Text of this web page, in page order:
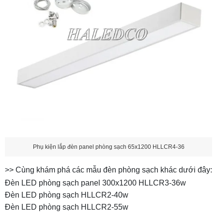
Phụ kiện lắp đèn panel phòng sạch 65x1200 HLLCR4-36
>> Cùng khám phá các mẫu đèn phòng sạch khác dưới đây:
Đèn LED phòng sạch panel 300x1200 HLLCR3-36w
Đèn LED phòng sạch HLLCR2-40w
Đèn LED phòng sạch HLLCR2-55w